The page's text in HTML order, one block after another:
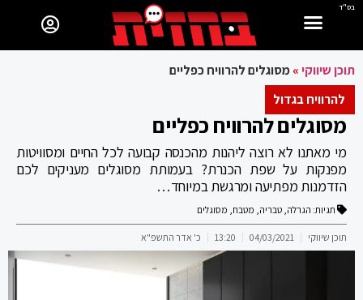
בס"ד
תוכן שיווקי»מסוגלים להרוויח כפליים
להרוויח בגדול
מסוגלים להרוויח כפליים
מי מאתנו לא רוצה ליהנות מהכנסה קבועה לכל החיים ומסוויטות
מפנקות על שפת הכנרת? בעמותת מסוגלים מעניקים לכם
הזדמנות מפתיעה ומרגשת במיוחד…
תגיות: הגרלה, טבריה, מטבח, מסוגלים
תוכן שיווקי 04/03/2021
13:20 כ' אדר התשפ"א